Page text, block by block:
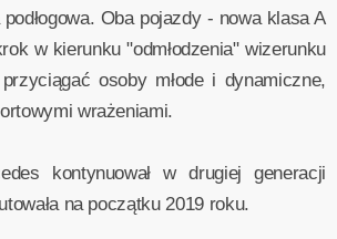
Oba pojazdy - nowa klasa A
w kierunku "odmłodzenia" wizerunku
osoby młode i dynamiczne,
wrażeniami.
kontynuował w drugiej generacji
na początku 2019 roku.